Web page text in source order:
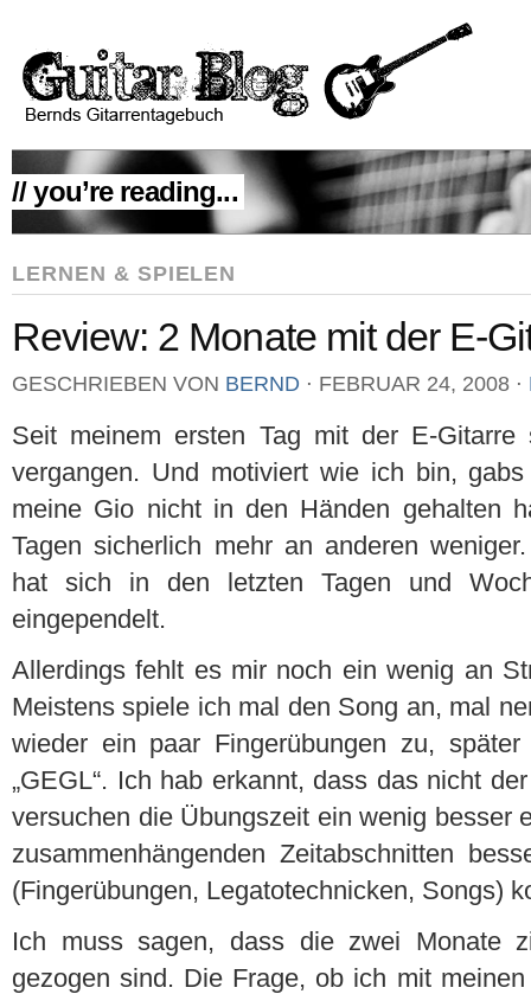
// you’re reading...
LERNEN & SPIELEN
Review: 2 Monate mit der E-
GESCHRIEBEN VON BERND ⋅ FEBRUAR 24, 2008 ⋅
Seit meinem ersten Tag mit der E-
vergangen. Und motiviert wie ich bin,
meine Gio nicht in den Händen gehalten
Tagen sicherlich mehr an anderen
hat sich in den letzten Tagen und
eingependelt.
Allerdings fehlt es mir noch ein wenig an
Meistens spiele ich mal den Song an, mal
wieder ein paar Fingerübungen zu,
„GEGL“. Ich hab erkannt, dass das nicht
versuchen die Übungszeit ein wenig besser
zusammenhängenden Zeitabschnitten
(Fingerübungen, Legatotechnicken, Songs)
Ich muss sagen, dass die zwei Monate
gezogen sind. Die Frage, ob ich mit